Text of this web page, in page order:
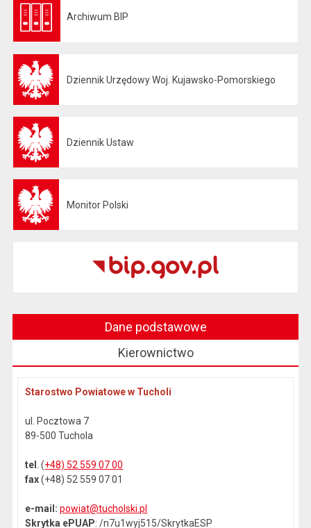
Archiwum BIP
Dziennik Urzędowy Woj. Kujawsko-Pomorskiego
Dziennik Ustaw
Monitor Polski
Dane podstawowe
Kierownictwo
Starostwo Powiatowe w Tucholi
ul. Pocztowa 7
89-500 Tuchola
tel . (+48) 52 559 07 00
fax(+48) 52 559 07 01
e-mail:powiat@tucholski.pl
Skrytka ePUAP: /n7u1wyj515/SkrytkaESP